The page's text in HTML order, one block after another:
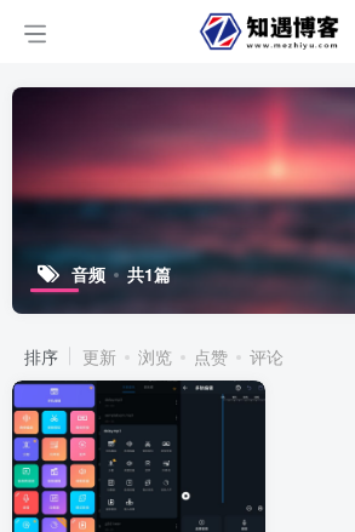
音频 共1篇
排序 更新 浏览 点赞 评论